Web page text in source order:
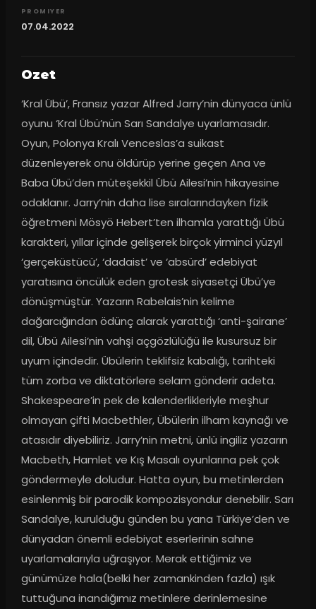
PROMIYER
07.04.2022
Ozet
‘Kral Übü’, Fransız yazar Alfred Jarry’nin dünyaca ünlü
oyunu ‘Kral Übü’nün Sarı Sandalye uyarlamasıdır.
Oyun, Polonya Kralı Venceslas’a suikast
düzenleyerek onu öldürüp yerine geçen Ana ve
Baba Übü’den müteşekkil Übü Ailesi’nin hikayesine
odaklanır. Jarry’nin daha lise sıralarındayken fizik
öğretmeni Mösyö Hebert’ten ilhamla yarattığı Übü
karakteri, yıllar içinde gelişerek birçok yirminci yüzyıl
‘gerçeküstücü’, ‘dadaist’ ve ‘absürd’ edebiyat
yaratısına öncülük eden grotesk siyasetçi Übü’ye
dönüşmüştür. Yazarın Rabelais’nin kelime
dağarcığından ödünç alarak yarattığı ‘anti-şairane’
dil, Übü Ailesi’nin vahşi açgözlülüğü ile kusursuz bir
uyum içindedir. Übülerin teklifsiz kabalığı, tarihteki
tüm zorba ve diktatörlere selam gönderir adeta.
Shakespeare’in pek de kalenderlikleriyle meşhur
olmayan çifti Macbethler, Übülerin ilham kaynağı ve
atasıdır diyebiliriz. Jarry’nin metni, ünlü ingiliz yazarın
Macbeth, Hamlet ve Kış Masalı oyunlarına pek çok
göndermeyle doludur. Hatta oyun, bu metinlerden
esinlenmiş bir parodik kompozisyondur denebilir. Sarı
Sandalye, kurulduğu günden bu yana Türkiye’den ve
dünyadan önemli edebiyat eserlerinin sahne
uyarlamalarıyla uğraşıyor. Merak ettiğimiz ve
günümüze hala(belki her zamankinden fazla) ışık
tuttuğuna inandığımız metinlere derinlemesine